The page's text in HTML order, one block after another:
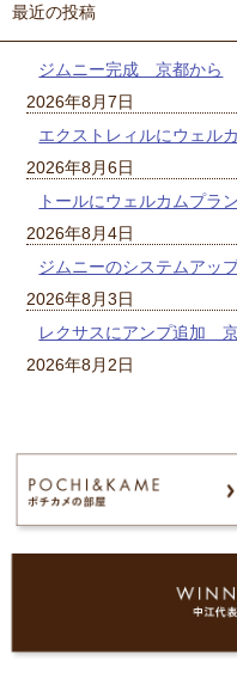
最近の投稿
ジムニー完成 京都から
2026年8月7日
エクストレィルにウェル
2026年8月6日
トールにウェルカムプラ
2026年8月4日
ジムニーのシステムアッ
2026年8月3日
レクサスにアンプ追加
2026年8月2日